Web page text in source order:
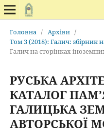
Головна / Архіви /
Том 3 (2018): Галич: збірник
Галич на сторінках
РУСЬКА
КАТАЛОГ
ГАЛИЦЬКА
АВТОРСЬКОЇ